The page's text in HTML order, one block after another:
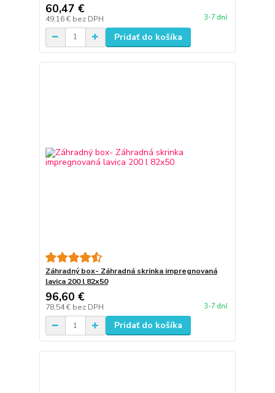
60,47 €
49,16 € bez DPH 3-7 dní
Pridať do košíka
Záhradný box- Záhradná skrinka impregnovaná
lavica 200 l 82x50
96,60 €
78,54 € bez DPH 3-7 dní
Pridať do košíka